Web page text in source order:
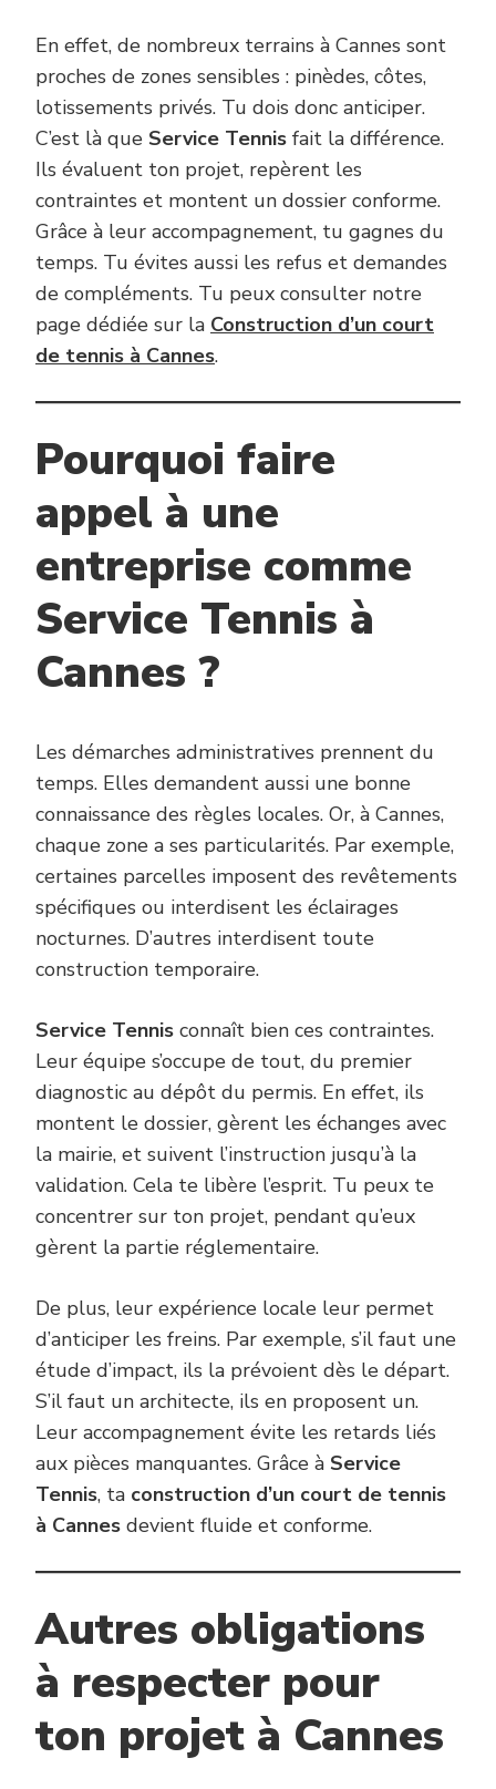
En effet, de nombreux terrains à Cannes sont
proches de zones sensibles : pinèdes, côtes,
lotissements privés. Tu dois donc anticiper.
C’est là que Service Tennis fait la différence.
Ils évaluent ton projet, repèrent les
contraintes et montent un dossier conforme.
Grâce à leur accompagnement, tu gagnes du
temps. Tu évites aussi les refus et demandes
de compléments. Tu peux consulter notre
page dédiée sur la Construction d’un court
de tennis à Cannes.
Pourquoi faire
appel à une
entreprise comme
Service Tennis à
Cannes ?
Les démarches administratives prennent du
temps. Elles demandent aussi une bonne
connaissance des règles locales. Or, à Cannes,
chaque zone a ses particularités. Par exemple,
certaines parcelles imposent des revêtements
spécifiques ou interdisent les éclairages
nocturnes. D’autres interdisent toute
construction temporaire.
Service Tennis connaît bien ces contraintes.
Leur équipe s’occupe de tout, du premier
diagnostic au dépôt du permis. En effet, ils
montent le dossier, gèrent les échanges avec
la mairie, et suivent l’instruction jusqu’à la
validation. Cela te libère l’esprit. Tu peux te
concentrer sur ton projet, pendant qu’eux
gèrent la partie réglementaire.
De plus, leur expérience locale leur permet
d’anticiper les freins. Par exemple, s’il faut une
étude d’impact, ils la prévoient dès le départ.
S’il faut un architecte, ils en proposent un.
Leur accompagnement évite les retards liés
aux pièces manquantes. Grâce à Service
Tennis, ta construction d’un court de tennis
à Cannes devient fluide et conforme.
Autres obligations
à respecter pour
ton projet à Cannes